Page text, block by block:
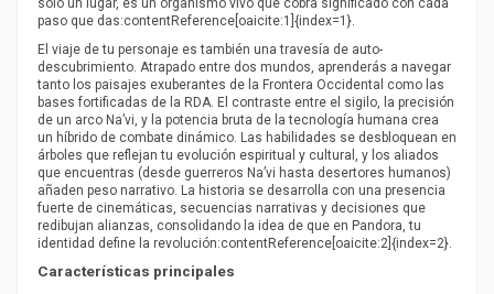
solo un lugar, es un organismo vivo que cobra significado con cada
paso que das:contentReference[oaicite:1]{index=1}.
El viaje de tu personaje es también una travesía de auto-
descubrimiento. Atrapado entre dos mundos, aprenderás a navegar
tanto los paisajes exuberantes de la Frontera Occidental como las
bases fortificadas de la RDA. El contraste entre el sigilo, la precisión
de un arco Na’vi, y la potencia bruta de la tecnología humana crea
un híbrido de combate dinámico. Las habilidades se desbloquean en
árboles que reflejan tu evolución espiritual y cultural, y los aliados
que encuentras (desde guerreros Na’vi hasta desertores humanos)
añaden peso narrativo. La historia se desarrolla con una presencia
fuerte de cinemáticas, secuencias narrativas y decisiones que
redibujan alianzas, consolidando la idea de que en Pandora, tu
identidad define la revolución:contentReference[oaicite:2]{index=2}.
Características principales